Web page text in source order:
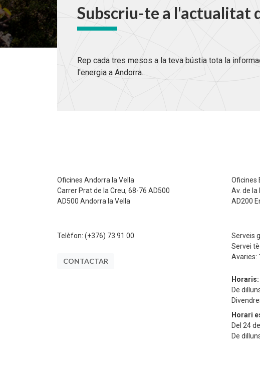
Subscriu-te a l'actualitat
Rep cada tres mesos a la teva bústia tota la
l'energia a Andorra.
Oficines Andorra la Vella
Carrer Prat de la Creu, 68-76 AD500
AD500 Andorra la Vella
Telèfon: (+376) 73 91 00
CONTACTAR
Oficines
Av. de la
AD200
Serveis
Servei
Avaries:
Horaris:
De
Horari
Del 24
De